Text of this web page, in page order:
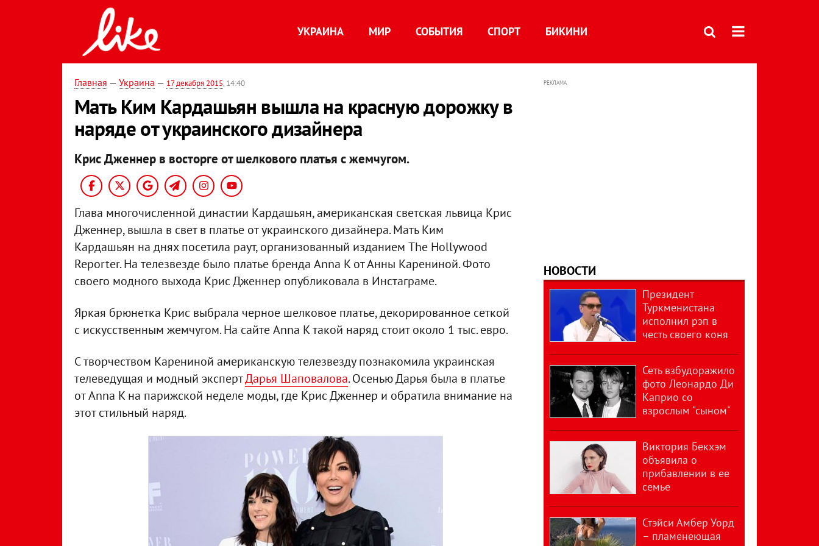
УКРАИНА МИР СОБЫТИЯ СПОРТ БИКИНИ
Главная — Украина — 17 декабря 2015, 14:40
Мать Ким Кардашьян вышла на красную дорожку в
наряде от украинского дизайнера
Крис Дженнер в восторге от шелкового платья с жемчугом.
Глава многочисленной династии Кардашьян, американская светская львица Крис
Дженнер, вышла в свет в платье от украинского дизайнера. Мать Ким
Кардашьян на днях посетила раут, организованный изданием The Hollywood
Reporter. На телезвезде было платье бренда Anna K от Анны Карениной. Фото
своего модного выхода Крис Дженнер опубликовала в Инстаграме.
Яркая брюнетка Крис выбрала черное шелковое платье, декорированное сеткой
с искусственным жемчугом. На сайте Anna K такой наряд стоит около 1 тыс. евро.
С творчеством Карениной американскую телезвезду познакомила украинская
телеведущая и модный экспертДарья Шаповалова. Осенью Дарья была в платье
от Anna K на парижской неделе моды, где Крис Дженнер и обратила внимание на
этот стильный наряд.
РЕКЛАМА
НОВОСТИ
Президент
Туркменистана
исполнил рэп в
честь своего коня
Сеть взбудоражило
фото Леонардо Ди
Каприо со
взрослым "сыном"
Виктория Бекхэм
объявила о
прибавлении в ее
семье
Стэйси Амбер Уорд
– пламенеющая